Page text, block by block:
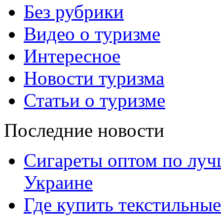
Без рубрики
Видео о туризме
Интересное
Новости туризма
Статьи о туризме
Последние новости
Сигареты оптом по
Украине
Где купить